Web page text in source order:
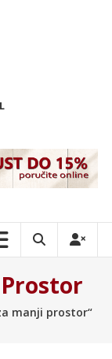
manji prostor“